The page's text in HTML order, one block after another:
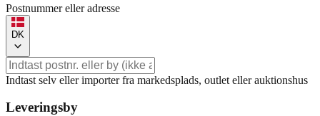
Postnummer eller adresse
DK
Indtast selv eller importer fra markedsplads, outlet eller auktionshus
Leveringsby